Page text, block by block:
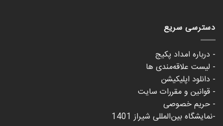
دسترسی سریع
- درباره امداد پکیج
- لیست علاقه‌مندی ها
- دانلود اپلیکیشن
- قوانین و مقررات سایت
- حریم خصوصی
-نمایشگاه بین‌المللی شیراز 1401